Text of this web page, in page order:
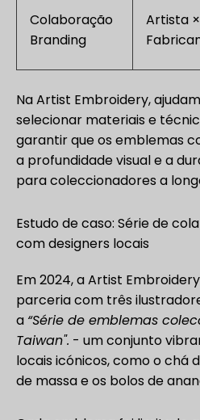
Colaboração
Branding
Artista ×
Na Artist Embroidery,
selecionar materiais e
garantir que os emblemas
a profundidade visual e a
para coleccionadores a
Estudo de caso: Série de
com designers locais
Em 2024, a Artist
parceria com três
a “Série de emblemas
Taiwan". - um conjunto
locais icónicos, como o chá
de massa e os bolos de